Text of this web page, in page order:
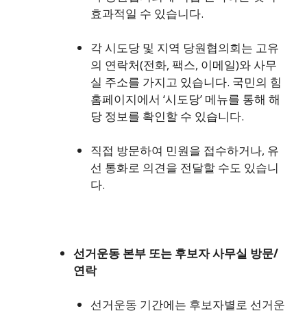
효과적일 수 있습니다.
각 시도당 및 지역 당원협의회는 고유
의 연락처(전화, 팩스, 이메일)와 사무
실 주소를 가지고 있습니다. 국민의 힘
홈페이지에서 ‘시도당’ 메뉴를 통해 해
당 정보를 확인할 수 있습니다.
직접 방문하여 민원을 접수하거나, 유
선 통화로 의견을 전달할 수도 있습니
다.
선거운동 본부 또는 후보자 사무실 방문/
연락
선거운동 기간에는 후보자별로 선거운